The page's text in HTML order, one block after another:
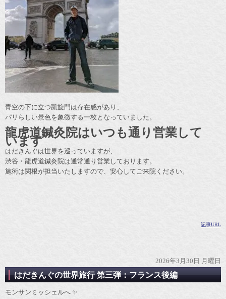
青空の下に立つ凱旋門は存在感があり、
パリらしい景色を象徴する一枚となっていました。
龍虎道鍼灸院はいつも通り営業して
います
はだきんぐは世界を巡っていますが、
渋谷・龍虎道鍼灸院は通常通り営業しております。
施術は関根が担当いたしますので、安心してご来院ください。
記事URL
2026年3月30日 月曜日
はだきんぐの世界旅行 第三弾：フランス後編
モンサンミッシェルへ ✨